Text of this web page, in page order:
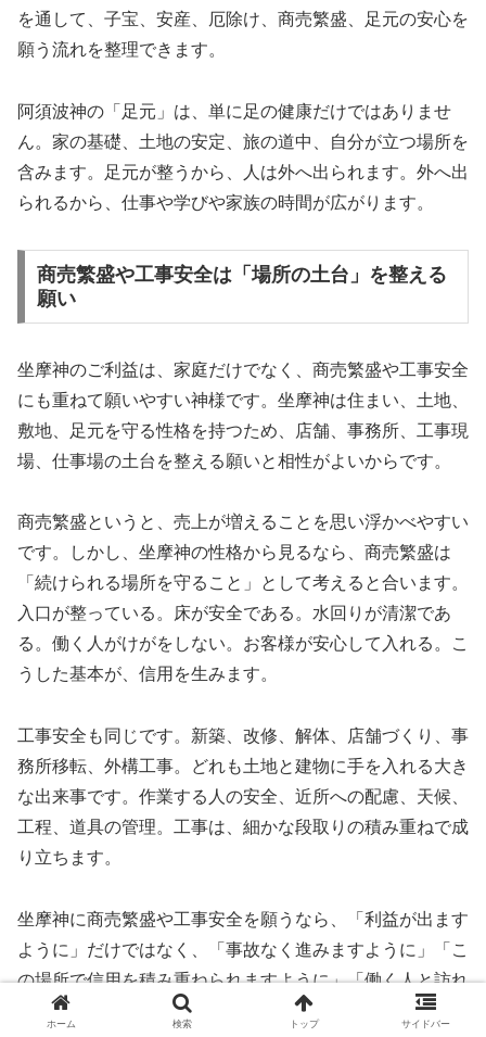
を通して、子宝、安産、厄除け、商売繁盛、足元の安心を
願う流れを整理できます。
阿須波神の「足元」は、単に足の健康だけではありませ
ん。家の基礎、土地の安定、旅の道中、自分が立つ場所を
含みます。足元が整うから、人は外へ出られます。外へ出
られるから、仕事や学びや家族の時間が広がります。
商売繁盛や工事安全は「場所の土台」を整える
願い
坐摩神のご利益は、家庭だけでなく、商売繁盛や工事安全
にも重ねて願いやすい神様です。坐摩神は住まい、土地、
敷地、足元を守る性格を持つため、店舗、事務所、工事現
場、仕事場の土台を整える願いと相性がよいからです。
商売繁盛というと、売上が増えることを思い浮かべやすい
です。しかし、坐摩神の性格から見るなら、商売繁盛は
「続けられる場所を守ること」として考えると合います。
入口が整っている。床が安全である。水回りが清潔であ
る。働く人がけがをしない。お客様が安心して入れる。こ
うした基本が、信用を生みます。
工事安全も同じです。新築、改修、解体、店舗づくり、事
務所移転、外構工事。どれも土地と建物に手を入れる大き
な出来事です。作業する人の安全、近所への配慮、天候、
工程、道具の管理。工事は、細かな段取りの積み重ねで成
り立ちます。
坐摩神に商売繁盛や工事安全を願うなら、「利益が出ます
ように」だけではなく、「事故なく進みますように」「こ
の場所で信用を積み重ねられますように」「働く人と訪れ
る人が安心できる場でありますように」と願うと、祈りが
ホーム 検索 トップ サイドバー